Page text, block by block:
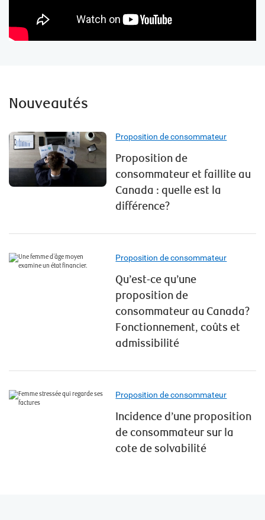
Nouveautés
Proposition de consommateur
Proposition de
consommateur et faillite au
Canada : quelle est la
différence?
Proposition de consommateur
Qu’est-ce qu’une
proposition de
consommateur au Canada?
Fonctionnement, coûts et
admissibilité
Proposition de consommateur
Incidence d’une proposition
de consommateur sur la
cote de solvabilité